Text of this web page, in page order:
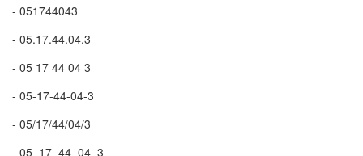
- 051744043
- 05.17.44.04.3
- 05 17 44 04 3
- 05-17-44-04-3
- 05/17/44/04/3
- 05_17_44_04_3